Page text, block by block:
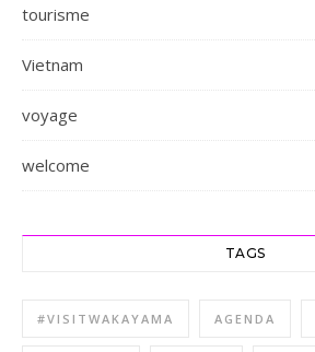
tourisme
Vietnam
voyage
welcome
TAGS
#VISITWAKAYAMA AGENDA